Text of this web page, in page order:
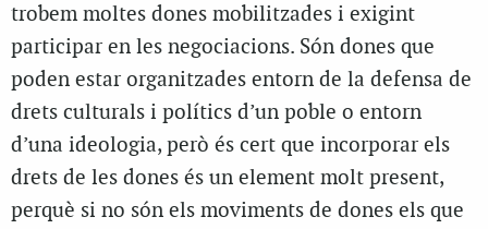
trobem moltes dones mobilitzades i exigint
participar en les negociacions. Són dones que
poden estar organitzades entorn de la defensa de
drets culturals i polítics d’un poble o entorn
d’una ideologia, però és cert que incorporar els
drets de les dones és un element molt present,
perquè si no són els moviments de dones els que